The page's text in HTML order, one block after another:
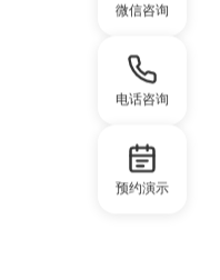
微信咨询
电话咨询
预约演示